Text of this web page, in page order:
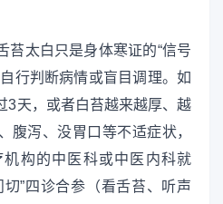
苔太白只是身体寒证的“信号
行判断病情或盲目调理。如
3天，或者白苔越来越厚、越
腹泻、没胃口等不适症状，
构的中医科或中医内科就
”四诊合参（看舌苔、听声